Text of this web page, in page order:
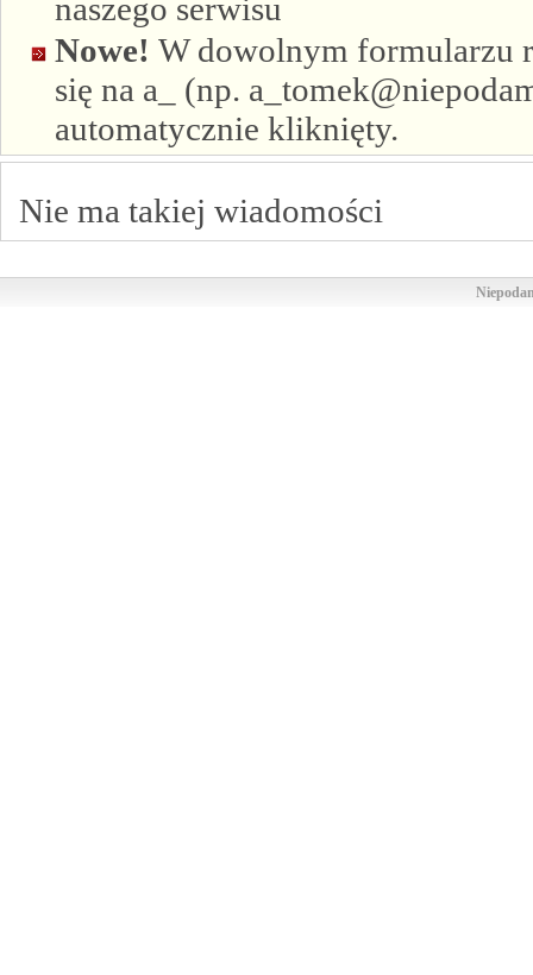
naszego serwisu
Nowe! W dowolnym formularzu
się na a_ (np.
automatycznie kliknięty.
Nie ma takiej wiadomości